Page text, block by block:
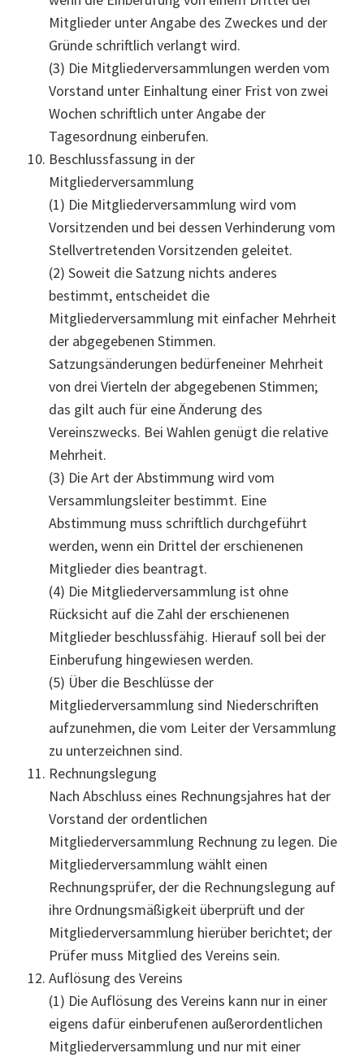
Mitglieder unter Angabe des Zweckes und der
Gründe schriftlich verlangt wird.
(3) Die Mitgliederversammlungen werden vom
Vorstand unter Einhaltung einer Frist von zwei
Wochen schriftlich unter Angabe der
Tagesordnung einberufen.
Beschlussfassung in der
Mitgliederversammlung
(1) Die Mitgliederversammlung wird vom
Vorsitzenden und bei dessen Verhinderung vom
Stellvertretenden Vorsitzenden geleitet.
(2) Soweit die Satzung nichts anderes
bestimmt, entscheidet die
Mitgliederversammlung mit einfacher Mehrheit
der abgegebenen Stimmen.
Satzungsänderungen bedürfeneiner Mehrheit
von drei Vierteln der abgegebenen Stimmen;
das gilt auch für eine Änderung des
Vereinszwecks. Bei Wahlen genügt die relative
Mehrheit.
(3) Die Art der Abstimmung wird vom
Versammlungsleiter bestimmt. Eine
Abstimmung muss schriftlich durchgeführt
werden, wenn ein Drittel der erschienenen
Mitglieder dies beantragt.
(4) Die Mitgliederversammlung ist ohne
Rücksicht auf die Zahl der erschienenen
Mitglieder beschlussfähig. Hierauf soll bei der
Einberufung hingewiesen werden.
(5) Über die Beschlüsse der
Mitgliederversammlung sind Niederschriften
aufzunehmen, die vom Leiter der Versammlung
zu unterzeichnen sind.
Rechnungslegung
Nach Abschluss eines Rechnungsjahres hat der
Vorstand der ordentlichen
Mitgliederversammlung Rechnung zu legen. Die
Mitgliederversammlung wählt einen
Rechnungsprüfer, der die Rechnungslegung auf
ihre Ordnungsmäßigkeit überprüft und der
Mitgliederversammlung hierüber berichtet; der
Prüfer muss Mitglied des Vereins sein.
Auflösung des Vereins
(1) Die Auflösung des Vereins kann nur in einer
eigens dafür einberufenen außerordentlichen
Mitgliederversammlung und nur mit einer